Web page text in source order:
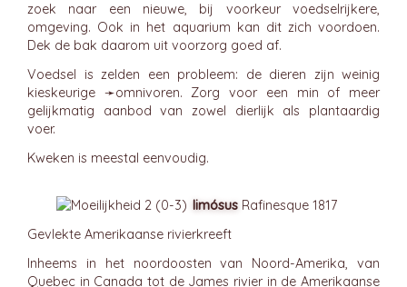
zoek naar een nieuwe, bij voorkeur voedselrijkere,
omgeving. Ook in het aquarium kan dit zich voordoen.
Dek de bak daarom uit voorzorg goed af.
Voedsel is zelden een probleem: de dieren zijn weinig
kieskeurige ➛omnivoren. Zorg voor een min of meer
gelijkmatig aanbod van zowel dierlijk als plantaardig
voer.
Kweken is meestal eenvoudig.
limósus Rafinesque 1817
Gevlekte Amerikaanse rivierkreeft
Inheems in het noordoosten van Noord-Amerika, van
Quebec in Canada tot de James rivier in de Amerikaanse